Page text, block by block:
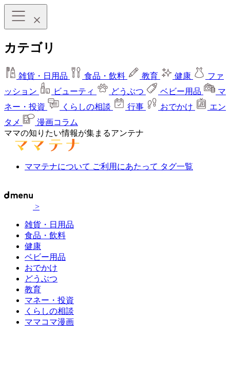
カテゴリ
雑貨・日用品 食品・飲料 教育 健康
ファ
ッション
ビューティ どうぶつ ベビー用品
マ
ネー・投資
くらしの相談 行事 おでかけ
エン
タメ
漫画コラム
ママの知りたい情報が集まるアンテナ
ママテナについて ご利用にあたって タグ一覧
>
雑貨・日用品
食品・飲料
健康
ベビー用品
おでかけ
どうぶつ
教育
マネー・投資
くらしの相談
ママコマ漫画